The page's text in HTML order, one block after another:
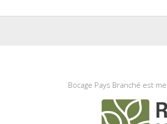
Bocage Pays Branché est